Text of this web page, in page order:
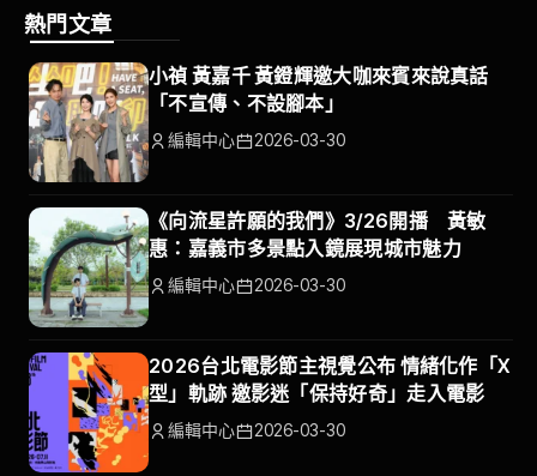
熱門文章
小禎 黃嘉千 黃鐙輝邀大咖來賓來說真話
「不宣傳、不設腳本」
編輯中心 2026-03-30
《向流星許願的我們》3/26開播 黃敏
惠：嘉義市多景點入鏡展現城市魅力
編輯中心 2026-03-30
2026台北電影節主視覺公布 情緒化作「X
型」軌跡 邀影迷「保持好奇」走入電影
編輯中心 2026-03-30